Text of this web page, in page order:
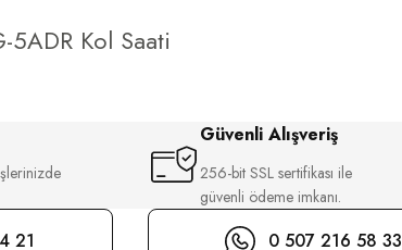
5ADR Kol Saati
Güvenli Alışveriş
256-bit SSL sertifikası ile
güvenli ödeme imkanı.
21 0 507 216 58 33